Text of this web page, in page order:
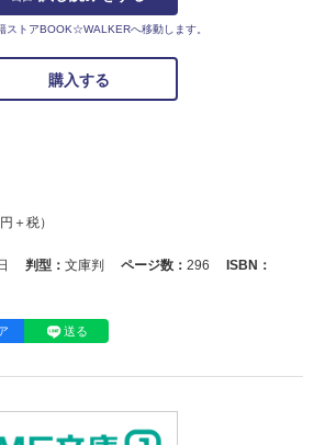
ストアBOOK☆WALKERへ移動します。
購入する
円＋税）
判型： 文庫判 ページ数： 296
ISBN：
送る